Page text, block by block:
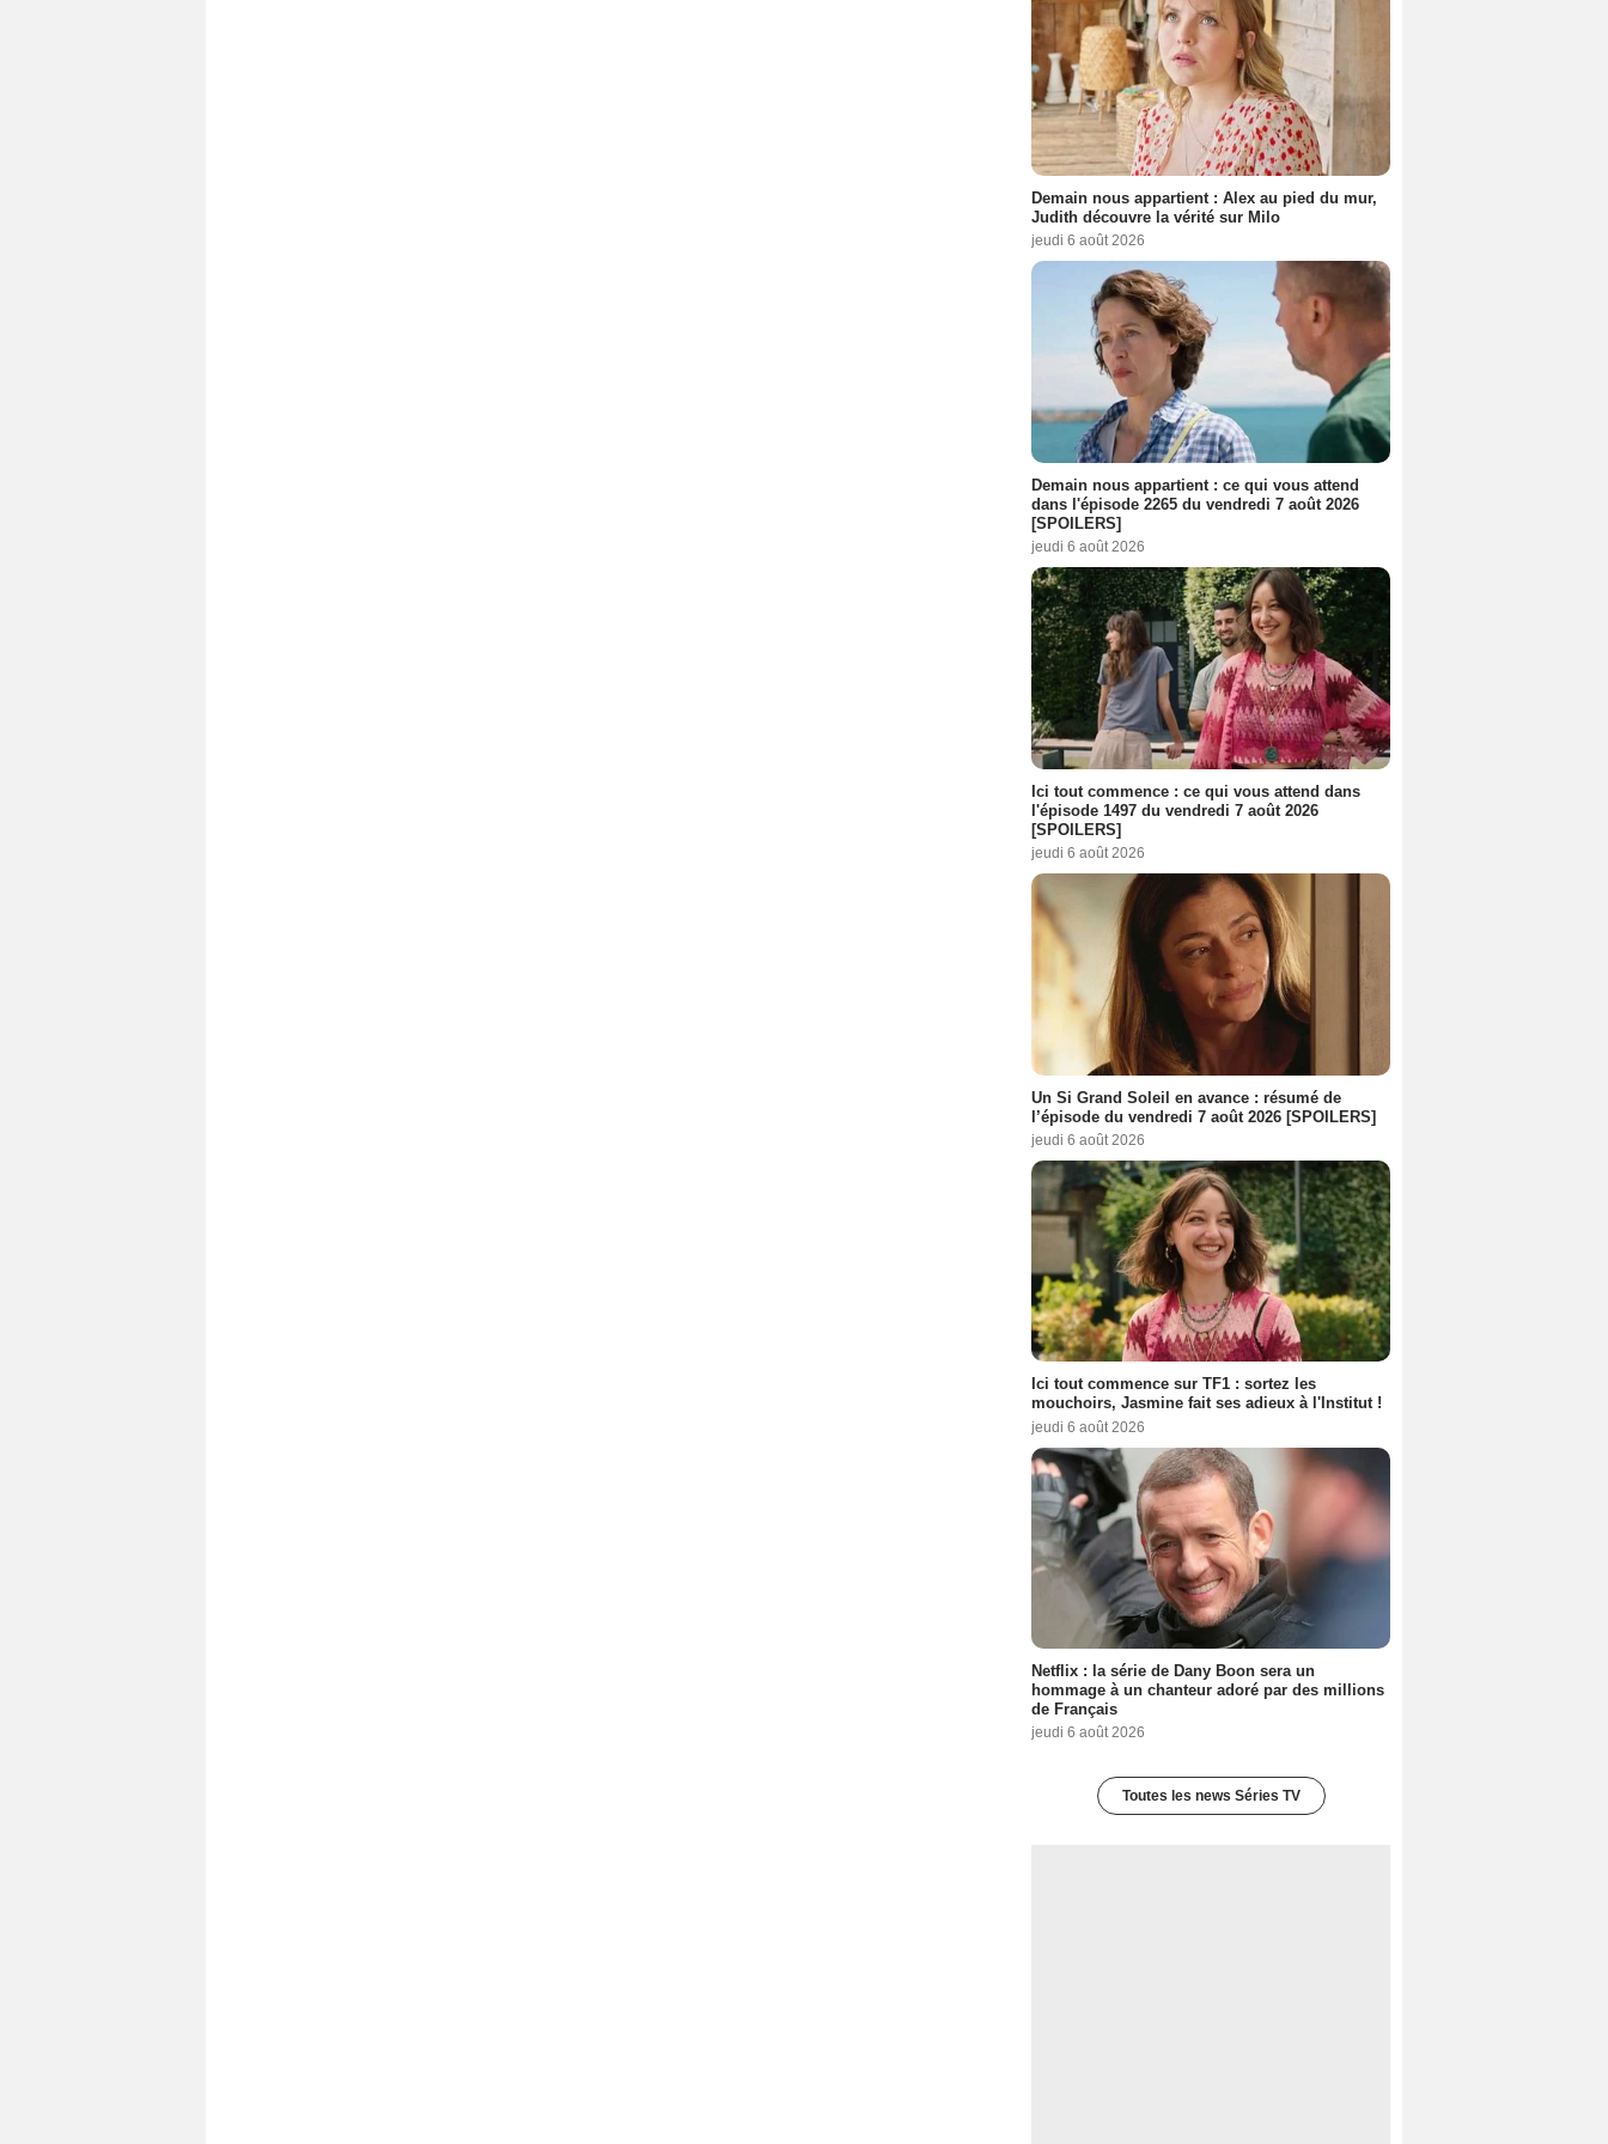
Demain nous appartient : Alex au pied du mur,
Judith découvre la vérité sur Milo
jeudi 6 août 2026
Demain nous appartient : ce qui vous attend
dans l'épisode 2265 du vendredi 7 août 2026
[SPOILERS]
jeudi 6 août 2026
Ici tout commence : ce qui vous attend dans
l'épisode 1497 du vendredi 7 août 2026
[SPOILERS]
jeudi 6 août 2026
Un Si Grand Soleil en avance : résumé de
l’épisode du vendredi 7 août 2026 [SPOILERS]
jeudi 6 août 2026
Ici tout commence sur TF1 : sortez les
mouchoirs, Jasmine fait ses adieux à l'Institut !
jeudi 6 août 2026
Netflix : la série de Dany Boon sera un
hommage à un chanteur adoré par des millions
de Français
jeudi 6 août 2026
Toutes les news Séries TV